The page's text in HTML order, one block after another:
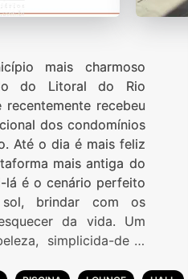
mais charmoso
do Litoral do Rio
recebeu
dos condomínios
Até o dia é mais feliz
mais antiga do
lá é o cenário perfeito
brindar com os
da vida. Um
simplicida-de e